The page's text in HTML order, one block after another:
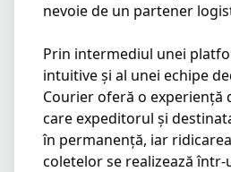
nevoie de un partener
Prin intermediul unei
intuitive și al unei echipe
Courier oferă o experiență
care expeditorul și
în permanență, iar
coletelor se realizează